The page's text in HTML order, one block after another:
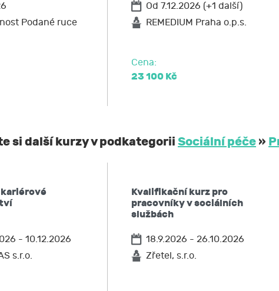
Podané ruce
Od 7.12.2026 (+1 další)
REMEDIUM Praha o.p.s.
Cena:
23 100 Kč
si další kurzy v podkategorii Sociální péče »
- 10.12.2026
s.r.o.
Kvalifikační kurz pro
pracovníky v sociálních
službách
18.9.2026 - 26.10.2026
Zřetel, s.r.o.